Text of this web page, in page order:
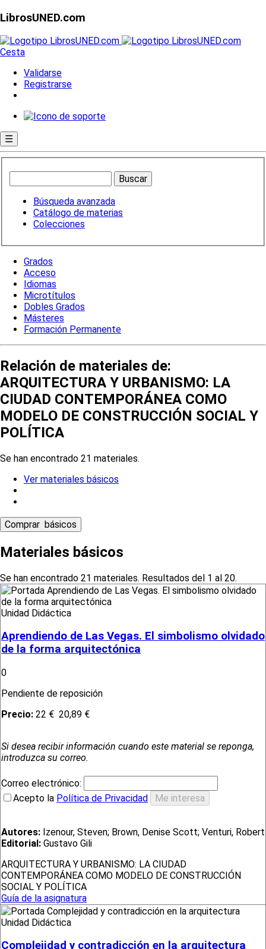
LibrosUNED.com
Cesta
Validarse
Registrarse
☰
Búsqueda avanzada
Catálogo de materias
Colecciones
Grados
Acceso
Idiomas
Microtítulos
Dobles Grados
Másteres
Formación Permanente
Relación de materiales de:
ARQUITECTURA Y URBANISMO: LA
CIUDAD CONTEMPORÁNEA COMO
MODELO DE CONSTRUCCIÓN SOCIAL Y
POLÍTICA
Se han encontrado 21 materiales.
Ver materiales básicos
Materiales básicos
Se han encontrado 21 materiales. Resultados del 1 al 20.
Unidad Didáctica
Aprendiendo de Las Vegas. El simbolismo olvidado
de la forma arquitectónica
0
Pendiente de reposición
Precio: 22 € 20,89 €
Si desea recibir información cuando este material se reponga,
introduzca su correo.
Correo electrónico:
Acepto la Política de Privacidad
Autores: Izenour, Steven; Brown, Denise Scott; Venturi, Robert
Editorial: Gustavo Gili
ARQUITECTURA Y URBANISMO: LA CIUDAD
CONTEMPORÁNEA COMO MODELO DE CONSTRUCCIÓN
SOCIAL Y POLÍTICA
Guía de la asignatura
Unidad Didáctica
Complejidad y contradicción en la arquitectura